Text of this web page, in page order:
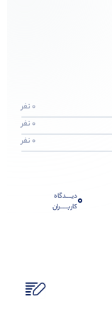
0 نفر
0 نفر
0 نفر
0دیــــدگاه
کاربـــــران